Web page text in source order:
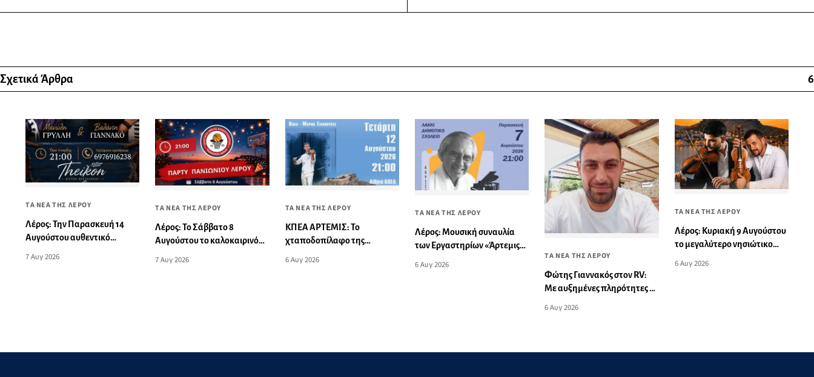
Σχετικά Άρθρα 6
ΤΑ ΝΕΑ ΤΗΣ ΛΕΡΟΥ
Λέρος: Την Παρασκευή 14
Αυγούστου αυθεντικό
Bistro Restaurant!
7 Αυγ 2026
ΤΑ ΝΕΑ ΤΗΣ ΛΕΡΟΥ
Λέρος: Το Σάββατο 8
Αυγούστου το καλοκαιρινό
7 Αυγ 2026
ΤΑ ΝΕΑ ΤΗΣ ΛΕΡΟΥ
ΚΠΕΑ ΑΡΤΕΜΙΣ: Το
χταποδοπίλαφο της
εκδήλωση
6 Αυγ 2026
ΤΑ ΝΕΑ ΤΗΣ ΛΕΡΟΥ
Λέρος: Μουσική συναυλία
των Εργαστηρίων «Άρτεμις»
Λακκίου
6 Αυγ 2026
ΤΑ ΝΕΑ ΤΗΣ ΛΕΡΟΥ
Φώτης Γιαννακός στον RV:
Με αυξημένες πληρότητες η
της τουριστικής σεζόν στο
6 Αυγ 2026
ΤΑ ΝΕΑ ΤΗΣ ΛΕΡΟΥ
Λέρος: Κυριακή 9 Αυγούστου
το μεγαλύτερο νησιώτικο
6 Αυγ 2026